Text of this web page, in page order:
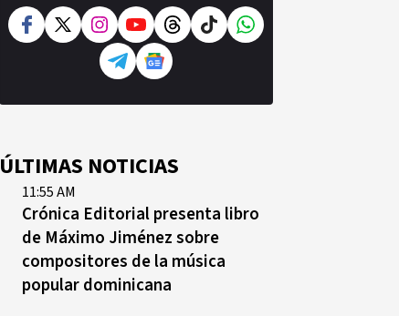
ÚLTIMAS NOTICIAS
11:55 AM
Crónica Editorial presenta libro
de Máximo Jiménez sobre
compositores de la música
popular dominicana